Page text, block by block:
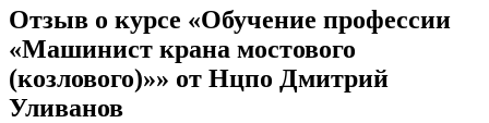
Отзыв о курсе «Обучение профессии
«Машинист крана мостового
(козлового)»» от Нцпо Дмитрий
Уливанов